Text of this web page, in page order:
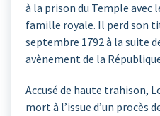
à la prison du Temple avec
famille royale. Il perd son
septembre 1792 à la suite
avènement de la
Accusé de haute trahison,
mort à l’issue d’un procès